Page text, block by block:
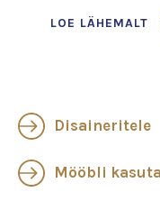
LOE LÄHEMALT
Disaineritele
Mööbli